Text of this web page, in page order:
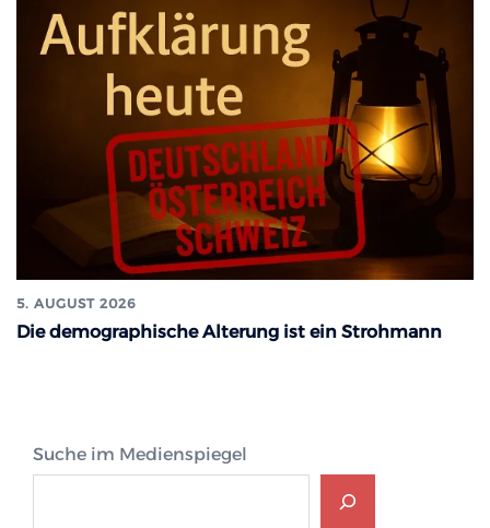
5. AUGUST 2026
Die demographische Alterung ist ein Strohmann
Suche im Medienspiegel